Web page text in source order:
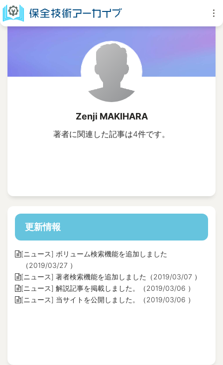
Zenji MAKIHARA
著者に関連した記事は4件です。
更新情報
[ニュース] ボリューム検索機能を追加しました
（2019/03/27 ）
[ニュース] 著者検索機能を追加しました（2019/03/07 ）
[ニュース] 解説記事を掲載しました。（2019/03/06 ）
[ニュース] 当サイトを公開しました。（2019/03/06 ）